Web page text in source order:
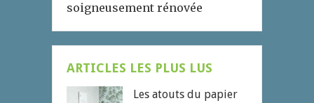
soigneusement rénovée
ARTICLES LES PLUS LUS
Les atouts du papier